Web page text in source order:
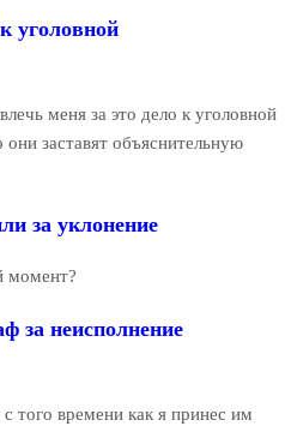
уголовной
меня за это дело к уголовной
они заставят объяснительную
за уклонение
момент?
за неисполнение
того времени как я принес им